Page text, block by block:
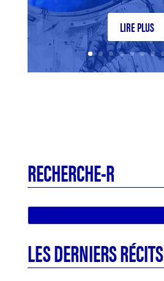
LIRE PLUS
RECHERCHE-R
LES DERNIERS RÉCITS